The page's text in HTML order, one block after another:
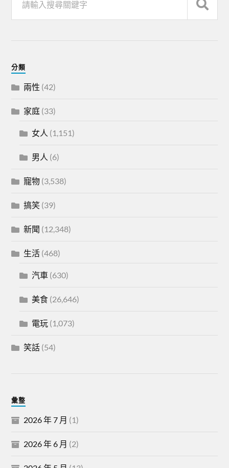
分類
兩性 (42)
家庭 (33)
女人 (1,151)
男人 (6)
寵物 (3,538)
搞笑 (39)
新聞 (12,348)
生活 (468)
汽車 (630)
美食 (26,646)
電玩 (1,073)
笑話 (54)
彙整
2026 年 7 月 (1)
2026 年 6 月 (2)